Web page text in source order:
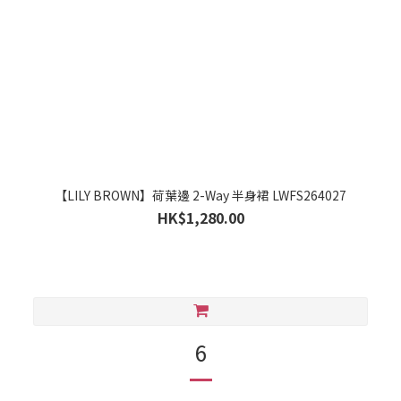
【LILY BROWN】荷葉邊 2-Way 半身裙 LWFS264027
HK$1,280.00
6